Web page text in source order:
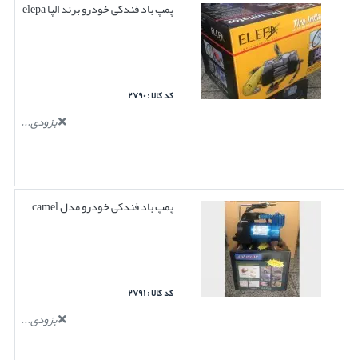
پمپ باد فندکی خودرو برند الپا elepa
کد کالا : ۲۷۹۰
بزودی...
پمپ باد فندکی خودرو مدل camel
کد کالا : ۲۷۹۱
بزودی...